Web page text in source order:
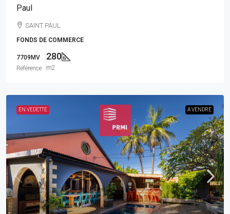
Paul
SAINT PAUL
FONDS DE COMMERCE
7709MV
Référence
280
m2
EN VEDETTE A VENDRE